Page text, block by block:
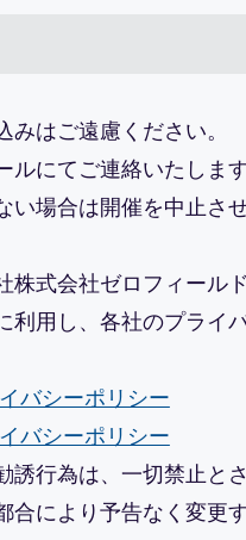
はご遠慮ください。
ルにてご連絡いたしま
場合は開催を中止さ
式会社ゼロフィール
利用し、各社のプライ
バシーポリシー
バシーポリシー
行為は、一切禁止と
により予告なく変更